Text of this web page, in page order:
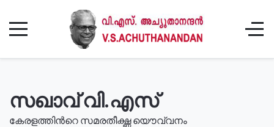
സഖാവ് വി.എസ്
കേരളത്തിൻറെ സമരതീക്ഷ്ണ യൌവ്വനം